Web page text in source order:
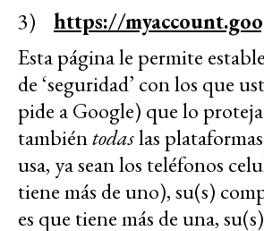
3) https://
Esta página le permite
de ‘seguridad’ con los que
pide a Google) que lo
tambiéntodaslas
usa, ya sean los teléfonos
tiene más de uno), su(s)
es que tiene más de una,